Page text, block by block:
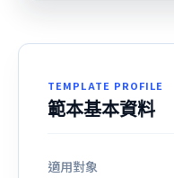
TEMPLATE PROFILE
範本基本資料
適用對象